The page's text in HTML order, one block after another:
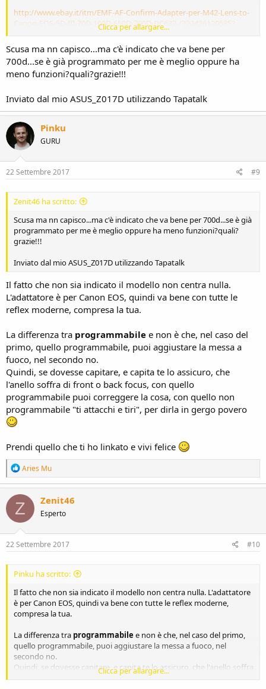
http://www.ebay.it/itm/EMF-AF-Confirm-Adapter-per-M42-Lens-to-
Canon-EOS-5D-III-70D-100D-650D-700D-DC632-/222426120535?
hash=item33c9a14157:g:ClAAAOSw4A5Ytwm3
Clicca per allargare...
Scusa ma nn capisco...ma c'è indicato che va bene per
700d...se è già programmato per me è meglio oppure ha
meno funzioni?quali?grazie!!!
Inviato dal mio ASUS_Z017D utilizzando Tapatalk
Pinku
GURU
22 Settembre 2017 #9
Zenit46 ha scritto:
Scusa ma nn capisco...ma c'è indicato che va bene per 700d...se è già
programmato per me è meglio oppure ha meno funzioni?quali?
grazie!!!
Inviato dal mio ASUS_Z017D utilizzando Tapatalk
Il fatto che non sia indicato il modello non centra nulla.
L'adattatore è per Canon EOS, quindi va bene con tutte le
reflex moderne, compresa la tua.
La differenza tra programmabile e non è che, nel caso del
primo, quello programmabile, puoi aggiustare la messa a
fuoco, nel secondo no.
Quindi, se dovesse capitare, e capita te lo assicuro, che
l'anello soffra di front o back focus, con quello
programmabile puoi correggere la cosa, con quello non
programmabile "ti attacchi e tiri", per dirla in gergo povero
Prendi quello che ti ho linkato e vivi felice
R
e
a
c
t
i
o
n
s
Aries Mu
Z Zenit46
Esperto
22 Settembre 2017 #10
Pinku ha scritto:
Il fatto che non sia indicato il modello non centra nulla. L'adattatore
è per Canon EOS, quindi va bene con tutte le reflex moderne,
compresa la tua.
La differenza tra programmabile e non è che, nel caso del primo,
quello programmabile, puoi aggiustare la messa a fuoco, nel
secondo no.
Quindi, se dovesse capitare, e capita te lo assicuro, che l'anello soffra
di front o back focus, con quello programmabile puoi correggere la
Clicca per allargare...